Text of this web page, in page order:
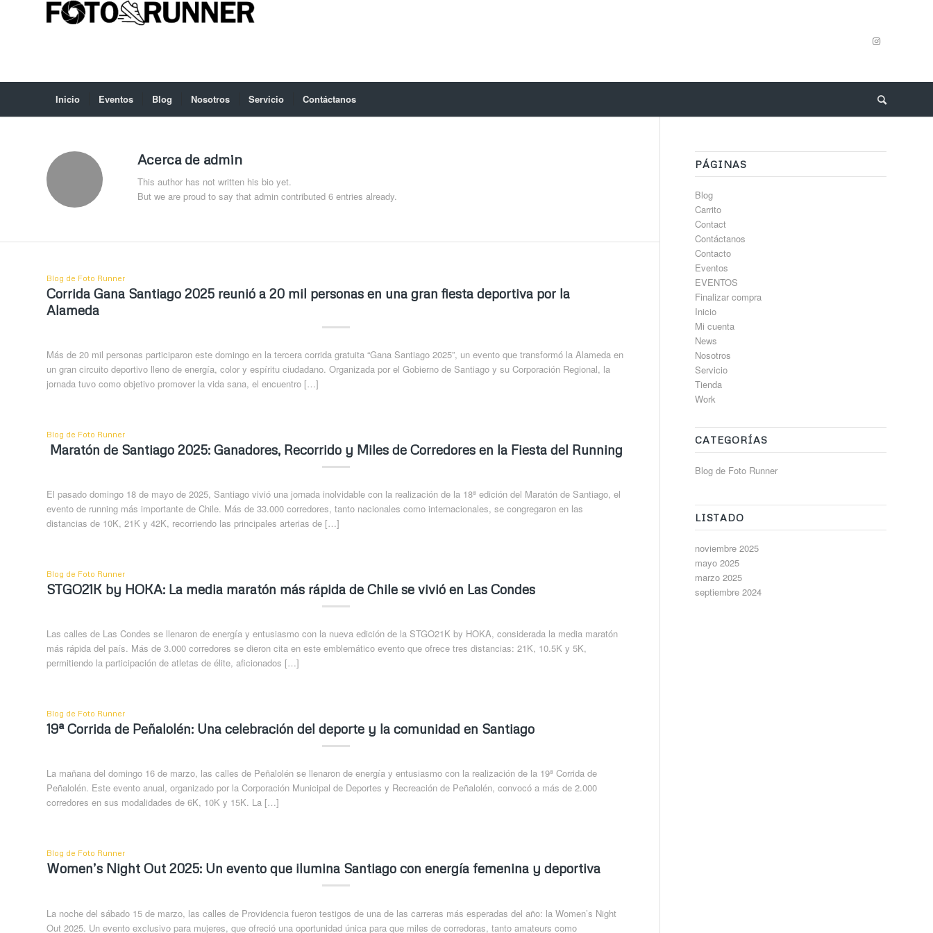
Inicio Eventos Blog Nosotros Servicio Contáctanos
Acerca de admin
This author has not written his bio yet.
But we are proud to say that admin contributed 6 entries already.
Blog de Foto Runner
Corrida Gana Santiago 2025 reunió a 20 mil personas en una gran fiesta deportiva por la
Alameda
Más de 20 mil personas participaron este domingo en la tercera corrida gratuita “Gana Santiago 2025”, un evento que transformó la Alameda en
un gran circuito deportivo lleno de energía, color y espíritu ciudadano. Organizada por el Gobierno de Santiago y su Corporación Regional, la
jornada tuvo como objetivo promover la vida sana, el encuentro […]
Blog de Foto Runner
Maratón de Santiago 2025: Ganadores, Recorrido y Miles de Corredores en la Fiesta del Running
El pasado domingo 18 de mayo de 2025, Santiago vivió una jornada inolvidable con la realización de la 18ª edición del Maratón de Santiago, el
evento de running más importante de Chile. Más de 33.000 corredores, tanto nacionales como internacionales, se congregaron en las
distancias de 10K, 21K y 42K, recorriendo las principales arterias de […]
Blog de Foto Runner
STGO21K by HOKA: La media maratón más rápida de Chile se vivió en Las Condes
Las calles de Las Condes se llenaron de energía y entusiasmo con la nueva edición de la STGO21K by HOKA, considerada la media maratón
más rápida del país. Más de 3.000 corredores se dieron cita en este emblemático evento que ofrece tres distancias: 21K, 10.5K y 5K,
permitiendo la participación de atletas de élite, aficionados […]
Blog de Foto Runner
19ª Corrida de Peñalolén: Una celebración del deporte y la comunidad en Santiago
La mañana del domingo 16 de marzo, las calles de Peñalolén se llenaron de energía y entusiasmo con la realización de la 19ª Corrida de
Peñalolén. Este evento anual, organizado por la Corporación Municipal de Deportes y Recreación de Peñalolén, convocó a más de 2.000
corredores en sus modalidades de 6K, 10K y 15K. La […]
Blog de Foto Runner
Women’s Night Out 2025: Un evento que ilumina Santiago con energía femenina y deportiva
La noche del sábado 15 de marzo, las calles de Providencia fueron testigos de una de las carreras más esperadas del año: la Women’s Night
Out 2025. Un evento exclusivo para mujeres, que ofreció una oportunidad única para que miles de corredoras, tanto amateurs como
PÁGINAS
Blog
Carrito
Contact
Contáctanos
Contacto
Eventos
EVENTOS
Finalizar compra
Inicio
Mi cuenta
News
Nosotros
Servicio
Tienda
Work
CATEGORÍAS
Blog de Foto Runner
LISTADO
noviembre 2025
mayo 2025
marzo 2025
septiembre 2024